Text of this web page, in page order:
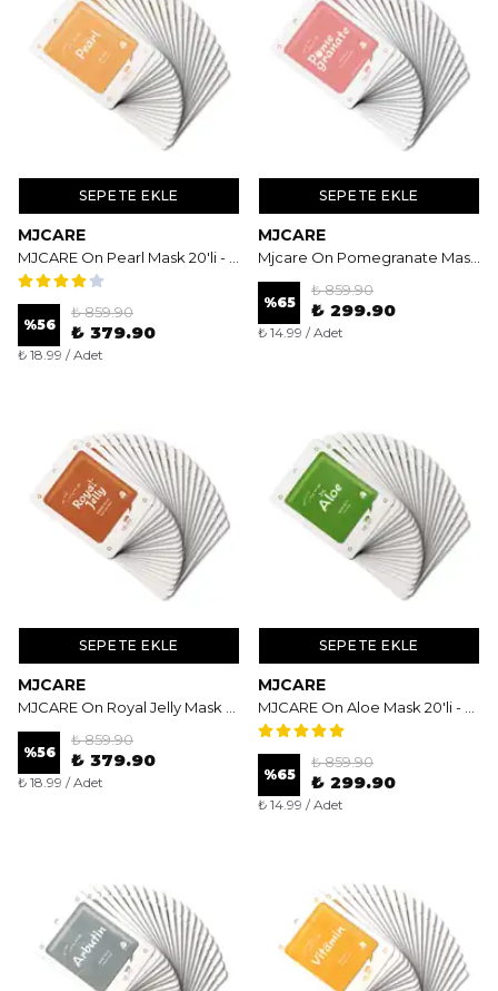
SEPETE EKLE
MJCARE
%56
₺ 859.90
₺ 379.90
₺ 18.99 / Adet
SEPETE EKLE
MJCARE
%65
₺ 859.90
₺ 299.90
₺ 14.99 / Adet
SEPETE EKLE
MJCARE
%56
₺ 859.90
₺ 379.90
₺ 18.99 / Adet
SEPETE EKLE
MJCARE
%65
₺ 859.90
₺ 299.90
₺ 14.99 / Adet